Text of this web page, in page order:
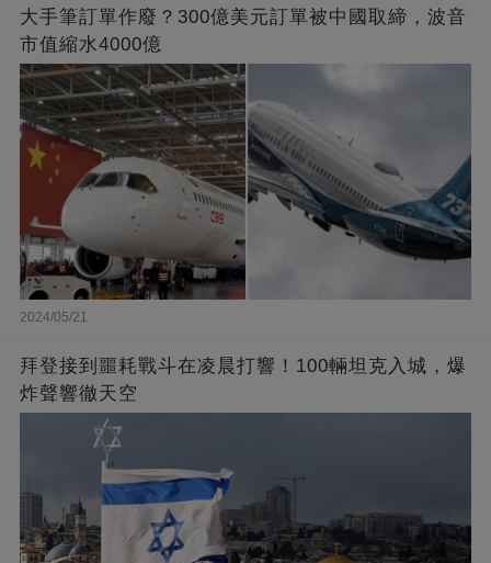
大手筆訂單作廢？300億美元訂單被中國取締，波音
市值縮水4000億
2024/05/21
拜登接到噩耗戰斗在凌晨打響！100輛坦克入城，爆
炸聲響徹天空